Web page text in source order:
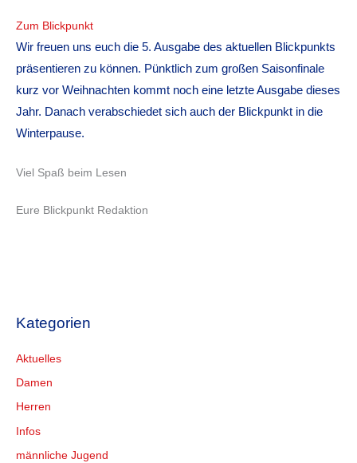
Kategorien
Aktuelles
Damen
Herren
Infos
männliche Jugend
Zum Blickpunkt
Wir freuen uns euch die 5. Ausgabe des aktuellen Blickpunkts
präsentieren zu können. Pünktlich zum großen Saisonfinale
kurz vor Weihnachten kommt noch eine letzte Ausgabe dieses
Jahr. Danach verabschiedet sich auch der Blickpunkt in die
Winterpause.
Viel Spaß beim Lesen
Eure Blickpunkt Redaktion